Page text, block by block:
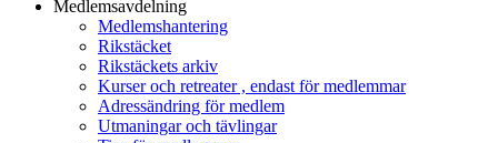
Medlemsavdelning
Medlemshantering
Rikstäcket
Rikstäckets arkiv
Kurser och retreater , endast för medlemmar
Adressändring för medlem
Utmaningar och tävlingar